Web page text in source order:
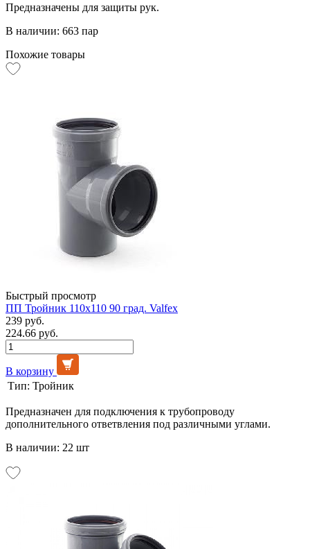
Предназначены для защиты рук.
В наличии: 663 пар
Похожие товары
Быстрый просмотр
ПП Тройник 110х110 90 град. Valfex
239 руб.
224.66 руб.
В корзину
Тип: Тройник
Предназначен для подключения к трубопроводу
дополнительного ответвления под различными углами.
В наличии: 22 шт